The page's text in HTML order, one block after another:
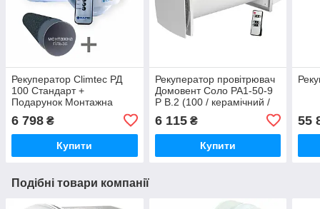
Рекуператор Climtec РД
100 Стандарт +
Подарунок Монтажна
6 798 ₴
Купити
Рекуператор провітрювач
Домовент Соло РА1-50-9
Р В.2 (100 / керамічний /
ДУ)
6 115₴
Купити
55
Подібні товари компанії